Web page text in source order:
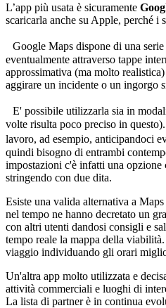
L’app più usata è sicuramente
scaricarla anche su Apple, perché
Google Maps dispone di una
eventualmente attraverso tappe
approssimativa (ma molto
aggirare un incidente o un ingorgo
E' possibile utilizzarla sia in
volte risulta poco preciso in
lavoro, ad esempio, anticipandoci
quindi bisogno di entrambi
impostazioni c'è infatti una opzione
stringendo con due dita.
Esiste una valida alternativa a
nel tempo ne hanno decretato un
con altri utenti dandosi consigli e
tempo reale la mappa della
viaggio individuando gli orari
Un'altra app molto utilizzata e
attività commerciali e luoghi di
La lista di partner è in continua